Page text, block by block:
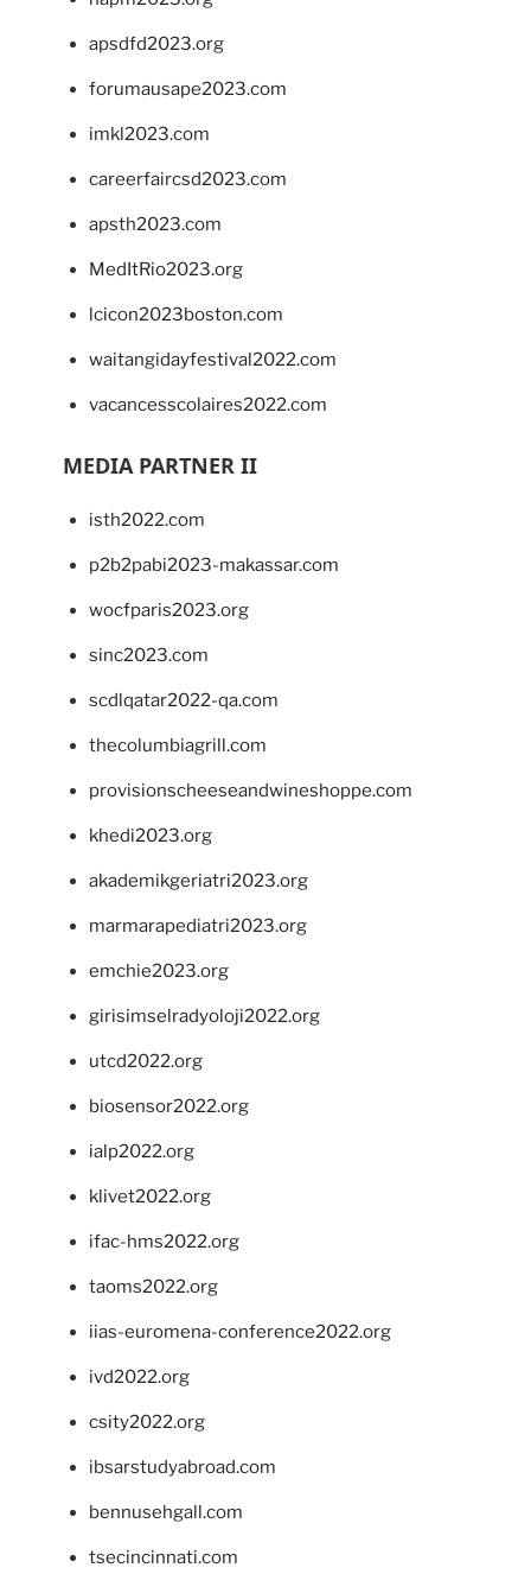
apsdfd2023.org
forumausape2023.com
imkl2023.com
careerfaircsd2023.com
apsth2023.com
MedItRio2023.org
lcicon2023boston.com
waitangidayfestival2022.com
vacancesscolaires2022.com
MEDIA PARTNER II
isth2022.com
p2b2pabi2023-makassar.com
wocfparis2023.org
sinc2023.com
scdlqatar2022-qa.com
thecolumbiagrill.com
provisionscheeseandwineshoppe.com
khedi2023.org
akademikgeriatri2023.org
marmarapediatri2023.org
emchie2023.org
girisimselradyoloji2022.org
utcd2022.org
biosensor2022.org
ialp2022.org
klivet2022.org
ifac-hms2022.org
taoms2022.org
iias-euromena-conference2022.org
ivd2022.org
csity2022.org
ibsarstudyabroad.com
bennusehgall.com
tsecincinnati.com